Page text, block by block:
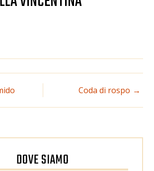
Coda di rospo
DOVE SIAMO